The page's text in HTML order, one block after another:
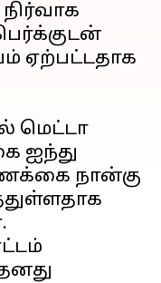
ஏற்பட்டதாக
மெட்டா
ஐந்து
நான்கு